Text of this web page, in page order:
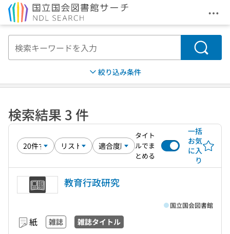
メ
検索
絞り込み条件
検索結果 3 件
タイト
ルでま
とめる
一括
お気
に入
り
教育行政研究
紙 雑誌 雑誌タイトル
国立国会図書館